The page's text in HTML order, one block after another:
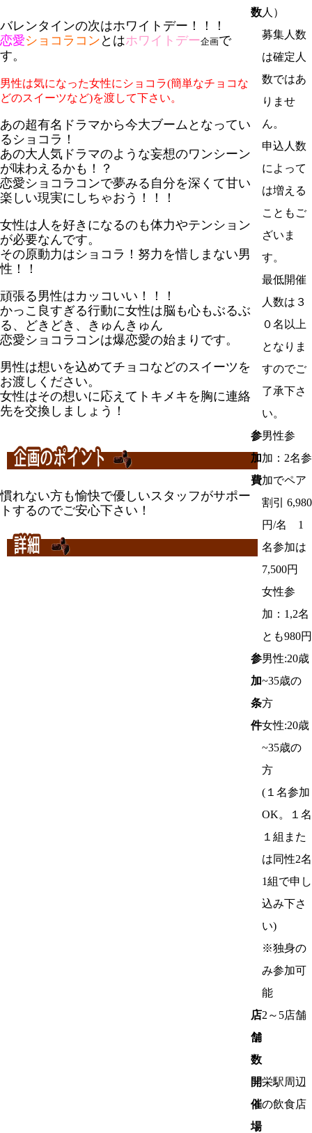
バレンタインの次はホワイトデー！！！
恋愛ショコラコン とはホワイトデー企画で
す。
男性は気になった女性にショコラ(簡単なチョコな
どのスイーツなど)を渡して下さい。
あの超有名ドラマから今大ブームとなってい
るショコラ！
あの大人気ドラマのような妄想のワンシーン
が味わえるかも！？
恋愛ショコラコンで夢みる自分を深くて甘い
楽しい現実にしちゃおう！！！
女性は人を好きになるのも体力やテンション
が必要なんです。
その原動力はショコラ！努力を惜しまない男
性！！
頑張る男性はカッコいい！！！
かっこ良すぎる行動に女性は脳も心もぶるぶ
る、どきどき、きゅんきゅん
恋愛ショコラコンは爆恋愛の始まりです。
男性は想いを込めてチョコなどのスイーツを
お渡しください。
女性はその想いに応えてトキメキを胸に連絡
先を交換しましょう！
慣れない方も愉快で優しいスタッフがサポー
トするのでご安心下さい！
数人）
募集人数
は確定人
数ではあ
りませ
ん。
申込人数
によって
は増える
こともご
ざいま
す。
最低開催
人数は３
０名以上
となりま
すのでご
了承下さ
い。
参
加
費
男性参
加：2名参
加でペア
割引 6,980
円/名 1
名参加は
7,500円
女性参
加：1,2名
とも980円
参
加
条
件
男性:20歳
~35歳の
方
女性:20歳
~35歳の
方
(１名参加
OK。１名
１組また
は同性2名
1組で申し
込み下さ
い)
※独身の
み参加可
能
店
舗
数
2～5店舗
開
催
場
栄駅周辺
の飲食店